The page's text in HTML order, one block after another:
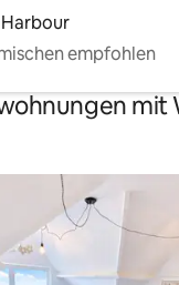
empfohlen
mit